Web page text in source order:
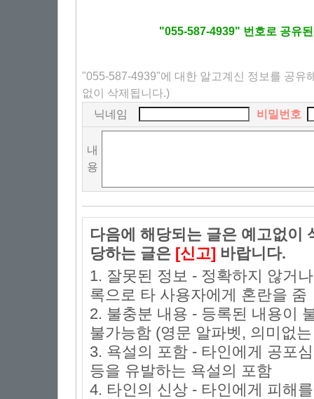
"055-587-4939" 번호로 공유
"055-587-4939"에 대한 알고계신 정보를 공유
없이 삭제됩니다.)
닉네임
비밀번호
내
용
다음에 해당되는 글은 예고없이
당하는 글은 [신고] 바랍니다.
1. 잘못된 정보 - 정확하지 않거
록으로 타 사용자에게 혼란을 줌
2. 불충분 내용 - 등록된 내용이
불가능함 (영문 알파벳, 의미없
3. 욕설의 포함 - 타인에게 공포
등을 유발하는 욕설의 포함
4. 타인의 신상 - 타인에게 피해